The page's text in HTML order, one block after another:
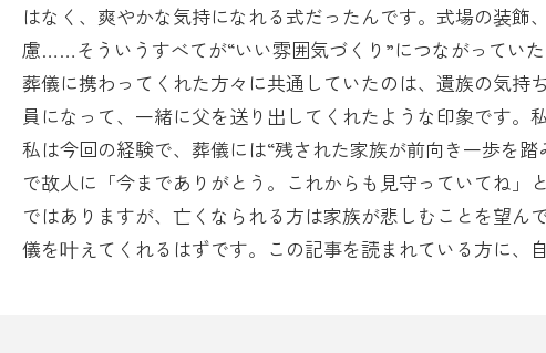
はなく、爽やかな気持になれる式だったんです。式場の装
慮……そういうすべてが“いい雰囲気づくり”につながっていた
葬儀に携わってくれた方々に共通していたのは、遺族の気
員になって、一緒に父を送り出してくれたような印象です。
私は今回の経験で、葬儀には“残された家族が前向き一歩を
で故人に「今までありがとう。これからも見守っていてね
ではありますが、亡くなられる方は家族が悲しむことを望
儀を叶えてくれるはずです。この記事を読まれている方に、